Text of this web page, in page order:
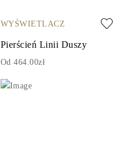
WYŚWIETLACZ
Pierścień Linii Duszy
Od 464.00zł